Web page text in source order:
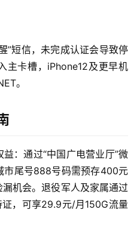
”短信，未完成认证会导致停
主卡槽，iPhone12及更早机
。
：通过“中国广电营业厅”微
市尾号888号码需预存400元
机会。退役军人及家属通过
证，可享29.9元/月150G流量